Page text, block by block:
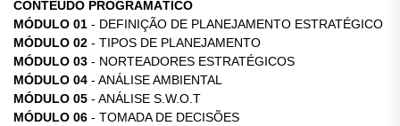
CONTEÚDO PROGRAMÁTICO
MÓDULO 01 - DEFINIÇÃO DE PLANEJAMENTO ESTRATÉGICO
MÓDULO 02 - TIPOS DE PLANEJAMENTO
MÓDULO 03 - NORTEADORES ESTRATÉGICOS
MÓDULO 04 - ANÁLISE AMBIENTAL
MÓDULO 05 - ANÁLISE S.W.O.T
MÓDULO 06 - TOMADA DE DECISÕES